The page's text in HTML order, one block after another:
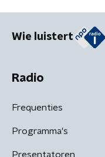
Wie luistert
Radio
Frequenties
Programma's
Presentatoren